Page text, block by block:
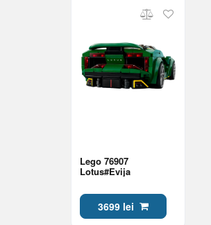
Lego 76907
Lotus#Evija
3699 lei